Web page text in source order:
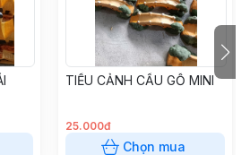
TIỂU CẢNH CẦU GỖ MINI
25.000đ
Chọn mua